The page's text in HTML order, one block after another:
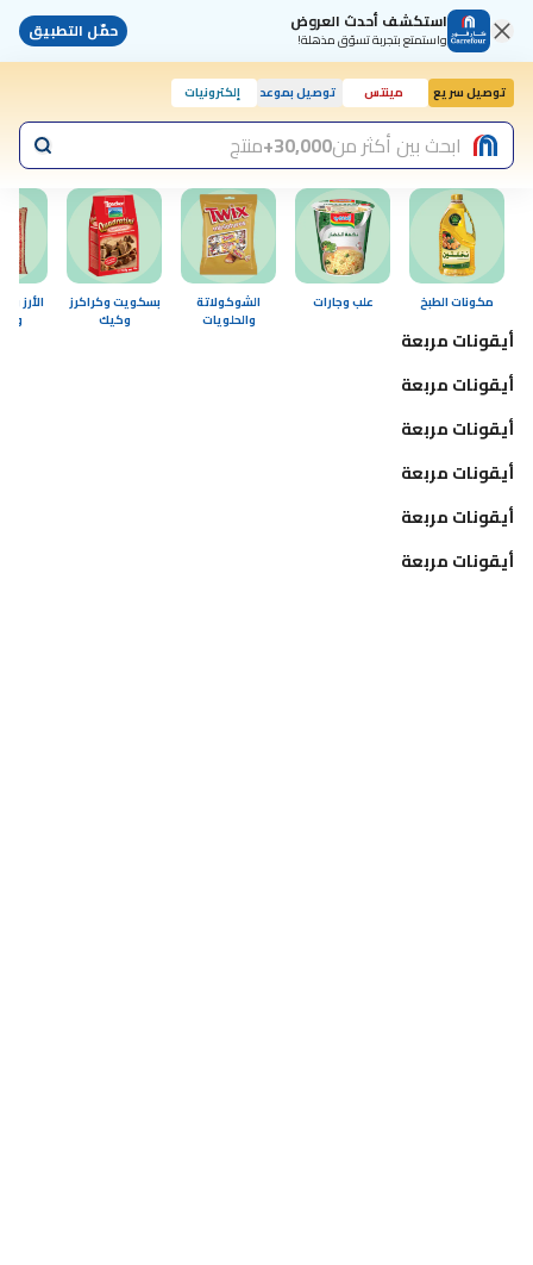
استكشف أحدث العروض
واستمتع بتجربة تسوّق مذهلة! حمّل التطبيق
توصيل سريع مينتس توصيل بموعد إلكترونيات
اليوم, 10:00 صابحث بين أكثر من30,000+ منتج
مكونات الطبخ علب وجارات الشوكولاتة
والحلويات
بسكويت وكراكرز
وكيك
الأرز
أيقونات مربعة
أيقونات مربعة
أيقونات مربعة
أيقونات مربعة
أيقونات مربعة
أيقونات مربعة